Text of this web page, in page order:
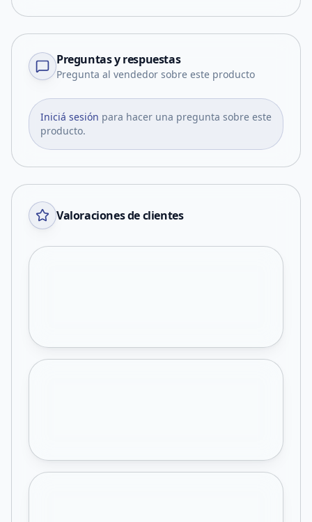
Preguntas y respuestas
Pregunta al vendedor sobre este producto
Iniciá sesión para hacer una pregunta sobre este
producto.
Valoraciones de clientes